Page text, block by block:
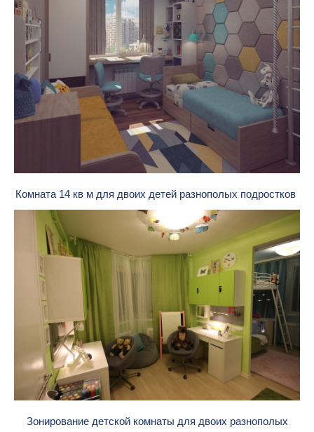
Комната 14 кв м для двоих детей разнополых подростков
Зонирование детской комнаты для двоих разнополых